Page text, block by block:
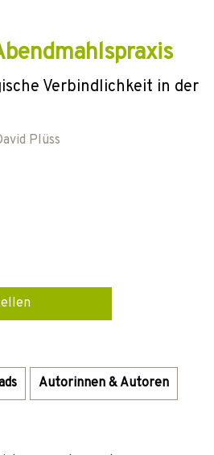
Verbindlichkeit in der
Plüss
Autorinnen & Autoren